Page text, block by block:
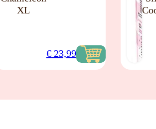
XL
€23,99